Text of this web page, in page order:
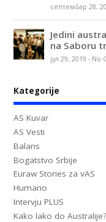
септембар 28,
Jedini
na Saboru
јул 29, 2019 - No
Kategorije
AS Kuvar
AS Vesti
Balans
Bogatstvo Srbije
Euraw Stories za vAS
Humano
Intervju PLUS
Kako lako do Australije?